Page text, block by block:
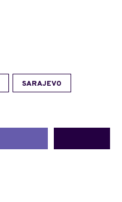
SARAJEVO